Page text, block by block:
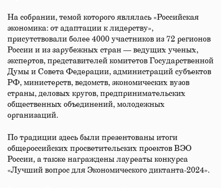
На собрании, темой которого являлась «Российская
экономика: от адаптации к лидерству»,
присутствовали более 4000 участников из 72 регионов
России и из зарубежных стран — ведущих ученых,
экспертов, представителей комитетов Государственной
Думы и Совета Федерации, администраций субъектов
РФ, министерств, ведомств, экономических вузов
страны, деловых кругов, предпринимательских
общественных объединений, молодежных
организаций.
По традиции здесь были презентованы итоги
общероссийских просветительских проектов ВЭО
России, а также награждены лауреаты конкурса
«Лучший вопрос для Экономического диктанта-2024».